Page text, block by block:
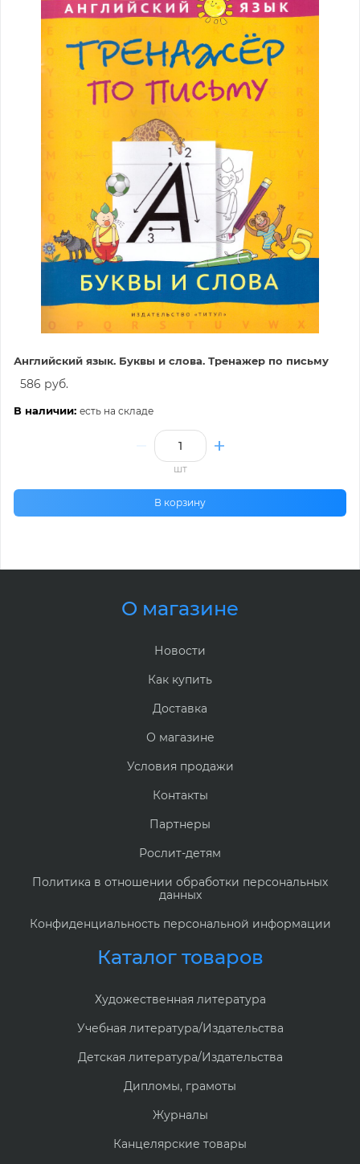
Английский язык. Буквы и слова. Тренажер по письму
586 руб.
В наличии: есть на складе
шт
В корзину
О магазине
Новости
Как купить
Доставка
О магазине
Условия продажи
Контакты
Партнеры
Рослит-детям
Политика в отношении обработки персональных
данных
Конфиденциальность персональной информации
Каталог товаров
Художественная литература
Учебная литература/Издательства
Детская литература/Издательства
Дипломы, грамоты
Журналы
Канцелярские товары